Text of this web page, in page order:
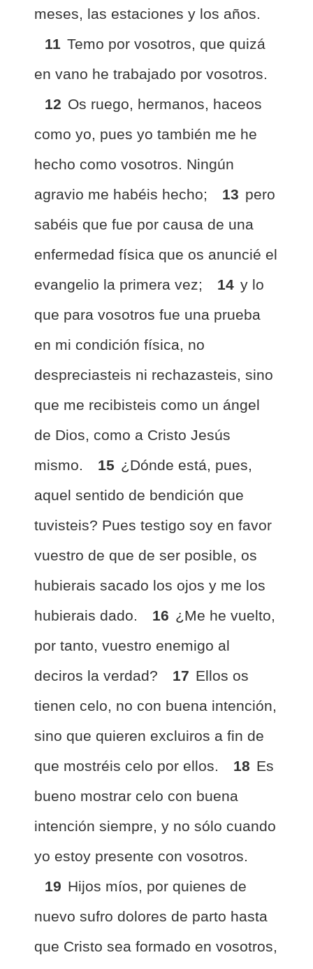
meses, las estaciones y los años.
11 Temo por vosotros, que quizá
en vano he trabajado por vosotros.
12 Os ruego, hermanos, haceos
como yo, pues yo también me he
hecho como vosotros. Ningún
agravio me habéis hecho;
13 pero
sabéis que fue por causa de una
enfermedad física que os anuncié el
evangelio la primera vez;
14 y lo
que para vosotros fue una prueba
en mi condición física, no
despreciasteis ni rechazasteis, sino
que me recibisteis como un ángel
de Dios, como a Cristo Jesús
mismo.
15 ¿Dónde está, pues,
aquel sentido de bendición que
tuvisteis? Pues testigo soy en favor
vuestro de que de ser posible, os
hubierais sacado los ojos y me los
hubierais dado.
16 ¿Me he vuelto,
por tanto, vuestro enemigo al
deciros la verdad?
17 Ellos os
tienen celo, no con buena intención,
sino que quieren excluiros a fin de
que mostréis celo por ellos.
18 Es
bueno mostrar celo con buena
intención siempre, y no sólo cuando
yo estoy presente con vosotros.
19 Hijos míos, por quienes de
nuevo sufro dolores de parto hasta
que Cristo sea formado en vosotros,